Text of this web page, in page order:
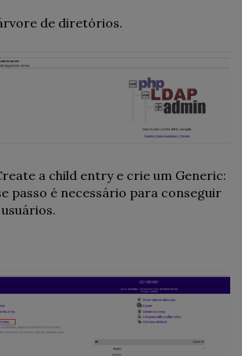
de diretórios.
a child entry e crie um Generic:
passo é necessário para conseguir